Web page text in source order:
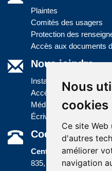
Nous
cookies
Ce site
d'autres
améliorer
navigation
Plaintes
Comités des usagers
Protection des
Accès aux documents
Nous joindre
Installations
Accès à l'information
Médias
Écrivez-nous
Coordonnées
Centre administratif
835, boulevard Jolliet